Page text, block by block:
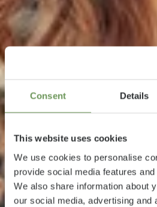
Consent Details
This website uses cookies
We use cookies to personalise
provide social media features
We also share information about
our social media, advertising and